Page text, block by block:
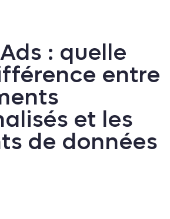
: quelle
entre
et les
de données